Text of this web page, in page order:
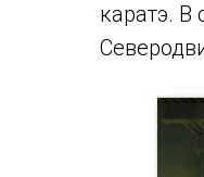
каратэ. В